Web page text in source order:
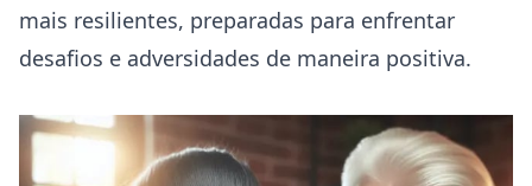
mais resilientes, preparadas para enfrentar
desafios e adversidades de maneira positiva.